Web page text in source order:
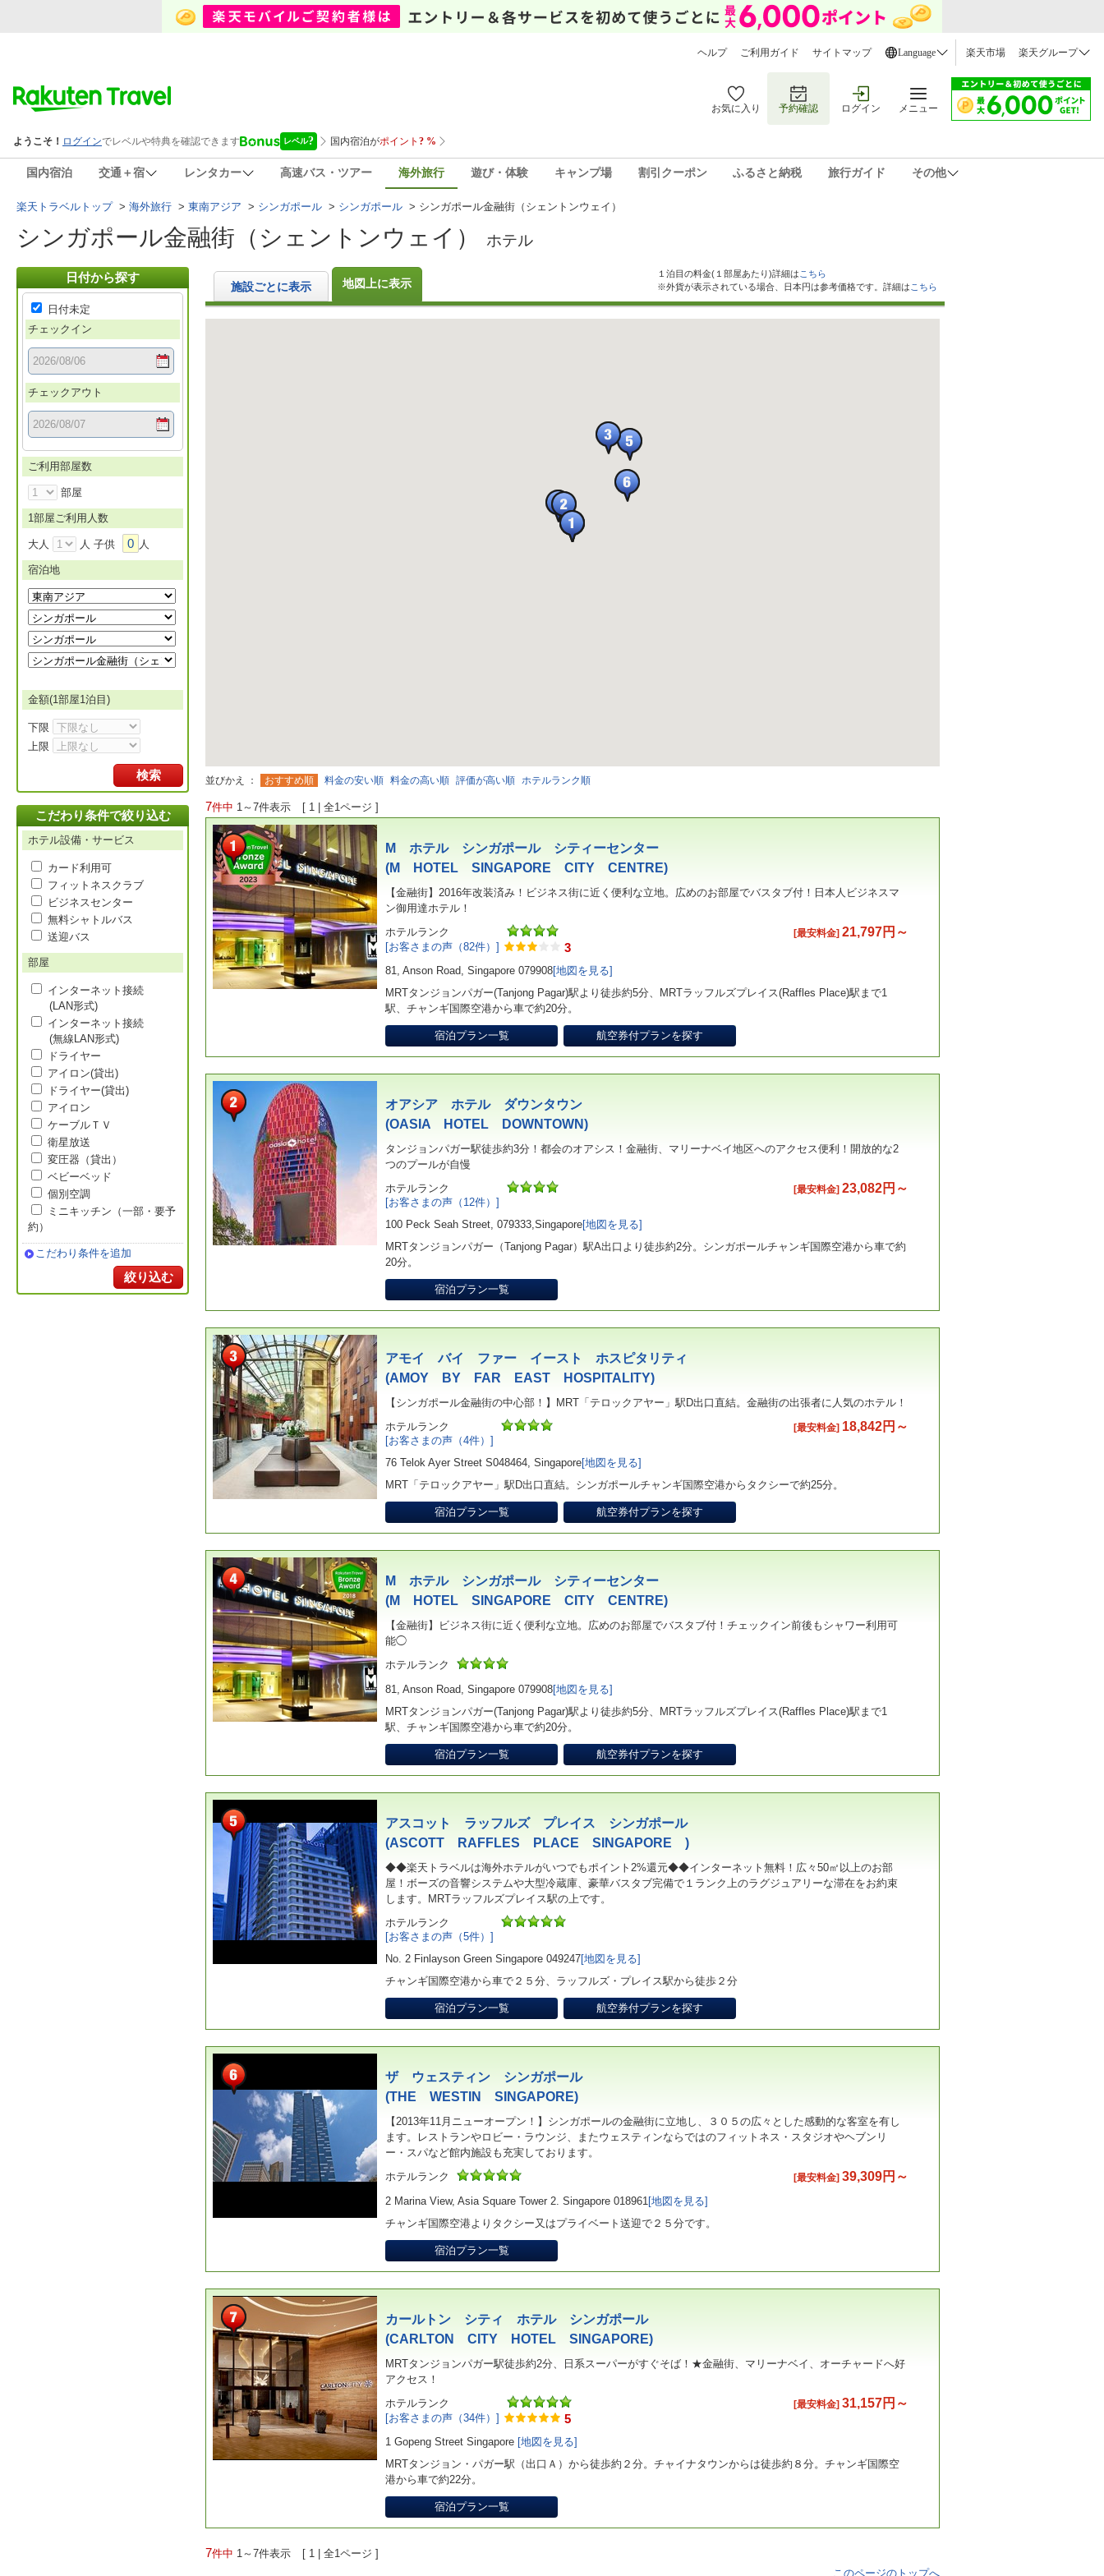
ヘルプ ご利用ガイド サイトマップ Language 楽天市場 楽天グループ
お気に入り 予約確認 ログイン メニュー
国内宿泊 交通＋宿 レンタカー 高速バス・ツアー 海外旅行 遊び・体験 キャンプ場 割引クーポン ふるさと納税 旅行ガイド その他
楽天トラベルトップ> 海外旅行 > 東南アジア > シンガポール > シンガポール > シンガポール金融街（シェントンウェイ）
シンガポール金融街（シェントンウェイ） ホテル
施設ごとに表示 地図上に表示
１泊目の料金(１部屋あたり)詳細は こちら
※外貨が表示されている場合、日本円は参考価格です。詳細は こちら
並びかえ ： おすすめ順 料金の安い順 料金の高い順 評価が高い順 ホテルランク順
7件中 1～7件表示 [ 1 全1ページ ]
M ホテル シンガポール シティーセンター
(M HOTEL SINGAPORE CITY CENTRE)
【金融街】2016年改装済み！ビジネス街に近く便利な立地。広めのお部屋でバスタブ付！日本人ビジネスマ
ン御用達ホテル！
[最安料金] 21,797円～
ホテルランク
[お客さまの声（82件）]
3
81, Anson Road, Singapore 079908[地図を見る]
MRTタンジョンパガー(Tanjong Pagar)駅より徒歩約5分、MRTラッフルズプレイス(Raffles Place)駅まで1
駅、チャンギ国際空港から車で約20分。
宿泊プラン一覧 航空券付プランを探す
オアシア ホテル ダウンタウン
(OASIA HOTEL DOWNTOWN)
タンジョンパガー駅徒歩約3分！都会のオアシス！金融街、マリーナベイ地区へのアクセス便利！開放的な2
つのプールが自慢
[最安料金] 23,082円～
ホテルランク
[お客さまの声（12件）]
100 Peck Seah Street, 079333,Singapore[地図を見る]
MRTタンジョンパガー（Tanjong Pagar）駅A出口より徒歩約2分。シンガポールチャンギ国際空港から車で約
20分。
宿泊プラン一覧
アモイ バイ ファー イースト ホスピタリティ
(AMOY BY FAR EAST HOSPITALITY)
【シンガポール金融街の中心部！】MRT「テロックアヤー」駅D出口直結。金融街の出張者に人気のホテル！
[最安料金] 18,842円～
ホテルランク
[お客さまの声（4件）]
76 Telok Ayer Street S048464, Singapore[地図を見る]
MRT「テロックアヤー」駅D出口直結。シンガポールチャンギ国際空港からタクシーで約25分。
宿泊プラン一覧 航空券付プランを探す
M ホテル シンガポール シティーセンター
(M HOTEL SINGAPORE CITY CENTRE)
【金融街】ビジネス街に近く便利な立地。広めのお部屋でバスタブ付！チェックイン前後もシャワー利用可
能◯
ホテルランク
81, Anson Road, Singapore 079908[地図を見る]
MRTタンジョンパガー(Tanjong Pagar)駅より徒歩約5分、MRTラッフルズプレイス(Raffles Place)駅まで1
駅、チャンギ国際空港から車で約20分。
宿泊プラン一覧 航空券付プランを探す
アスコット ラッフルズ プレイス シンガポール
(ASCOTT RAFFLES PLACE SINGAPORE )
◆◆楽天トラベルは海外ホテルがいつでもポイント2%還元◆◆インターネット無料！広々50㎡以上のお部
屋！ボーズの音響システムや大型冷蔵庫、豪華バスタブ完備で１ランク上のラグジュアリーな滞在をお約束
します。MRTラッフルズプレイス駅の上です。
ホテルランク
[お客さまの声（5件）]
No. 2 Finlayson Green Singapore 049247[地図を見る]
チャンギ国際空港から車で２５分、ラッフルズ・プレイス駅から徒歩２分
宿泊プラン一覧 航空券付プランを探す
ザ ウェスティン シンガポール
(THE WESTIN SINGAPORE)
【2013年11月ニューオープン！】シンガポールの金融街に立地し、３０５の広々とした感動的な客室を有し
ます。レストランやロビー・ラウンジ、またウェスティンならではのフィットネス・スタジオやヘブンリ
ー・スパなど館内施設も充実しております。
[最安料金] 39,309円～
ホテルランク
2 Marina View, Asia Square Tower 2. Singapore 018961[地図を見る]
チャンギ国際空港よりタクシー又はプライベート送迎で２５分です。
宿泊プラン一覧
カールトン シティ ホテル シンガポール
(CARLTON CITY HOTEL SINGAPORE)
MRTタンジョンパガー駅徒歩約2分、日系スーパーがすぐそば！★金融街、マリーナベイ、オーチャードへ好
アクセス！
[最安料金] 31,157円～
ホテルランク
[お客さまの声（34件）]
5
1 Gopeng Street Singapore [地図を見る]
MRTタンジョン・パガー駅（出口Ａ）から徒歩約２分。チャイナタウンからは徒歩約８分。チャンギ国際空
港から車で約22分。
宿泊プラン一覧
7件中 1～7件表示 [ 1
全1ページ ]
このページのトップへ
日付から探す
日付未定
チェックイン
チェックアウト
ご利用部屋数
部屋
1部屋ご利用人数
大人 人 子供 0 人
宿泊地
金額(1部屋1泊目)
下限
上限
検索
こだわり条件で絞り込む
ホテル設備・サービス
カード利用可
フィットネスクラブ
ビジネスセンター
無料シャトルバス
送迎バス
部屋
インターネット接続
(LAN形式)
インターネット接続
(無線LAN形式)
ドライヤー
アイロン(貸出)
ドライヤー(貸出)
アイロン
ケーブルＴＶ
衛星放送
変圧器（貸出）
ベビーベッド
個別空調
ミニキッチン（一部・要予
約）
こだわり条件を追加
絞り込む